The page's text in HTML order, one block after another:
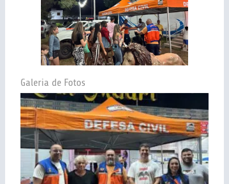
Galeria de Fotos